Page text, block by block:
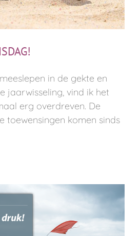
in de gekte en
jaarwisseling, vind ik het
erg overdreven. De
toewensingen komen sinds